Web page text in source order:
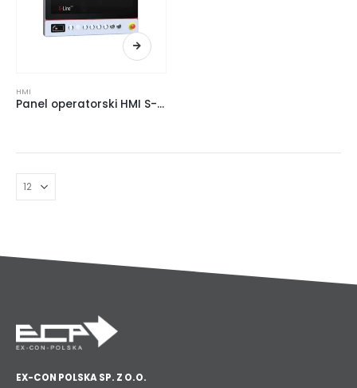
HMI
Panel operatorski HMI S-Line
EX-CON POLSKA SP. Z O.O.